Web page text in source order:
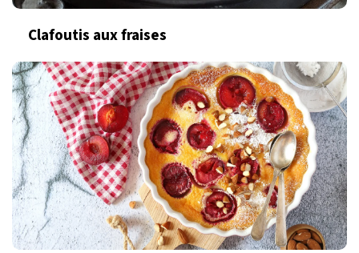
Clafoutis aux fraises